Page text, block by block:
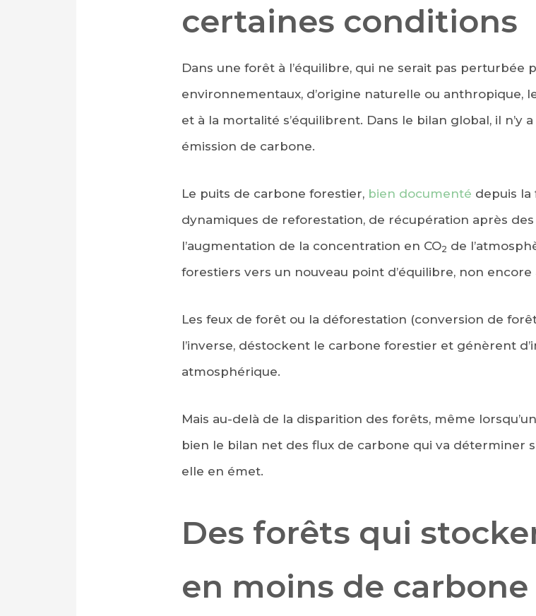
certaines conditions
Dans une forêt à l’équilibre, qui ne serait pas perturbée
environnementaux, d’origine naturelle ou anthropique,
et à la mortalité s’équilibrent. Dans le bilan global, il n’y
émission de carbone.
Le puits de carbone forestier, bien documenté depuis la
dynamiques de reforestation, de récupération après
l’augmentation de la concentration en CO2 de
forestiers vers un nouveau point d’équilibre, non
Les feux de forêt ou la déforestation (conversion de
l’inverse, déstockent le carbone forestier et génèrent
atmosphérique.
Mais au-delà de la disparition des forêts, même
bien le bilan net des flux de carbone qui va déterminer
elle en émet.
Des forêts qui
en moins de carbone